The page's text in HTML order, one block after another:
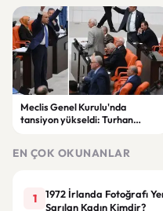
Meclis Genel Kurulu'nda
tansiyon yükseldi: Turhan
EN ÇOK OKUNANLAR
1
1972 İrlanda Fotoğrafı
Sarılan Kadın Kimdir?